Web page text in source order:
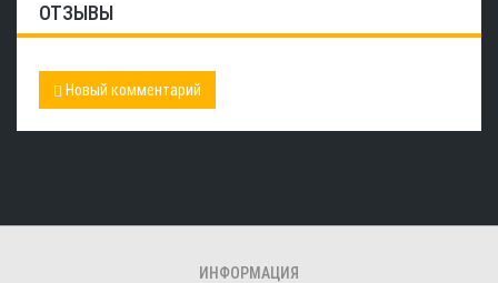
ОТЗЫВЫ
Новый комментарий
ИНФОРМАЦИЯ